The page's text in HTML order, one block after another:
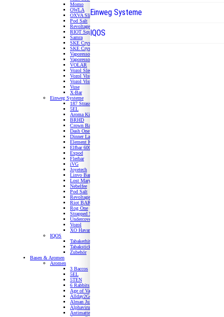
Momo
OWLA
OXVA Slimstick
Pod Salt
Revoltage
RIOT Squad Connex
Samra
SKE Crystal 800
SKE Crystal Plus
Vaporesso DOJO Blast X
Vaporesso DOJO Twist
VOLAR
Vozol Sleek
Vozol Vista Plug
Vozol Vista Plug EZ
Vuse
X-Bar
Einweg Systeme
187 Strassenbande
5EL
Aroma King
BRHD
Crown Bar
Dash One ToGo
Dinner Lady
Element Klik Klak
Elfbar 600 & 800
Expod
Flerbar
iVG
Joyetech
Linvo Bar Lite
Lost Mary
Nebelfee
Pod Salt
Revoltage
Riot BAR
Rog One
Strapped STIX
Undercover
Vozol
XO Havana
IQOS
Tabakerhitzer
Tabaksticks
Zubehör
Basen & Aromen
Aromen
3 Baccos
5EL
5TEN
6 Rabbits
Age of Vape
Allday2Go
Alman Juice
Alphavirus
Antimatter
Einweg Systeme
IQOS